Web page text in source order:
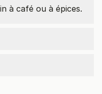
à café ou à épices.